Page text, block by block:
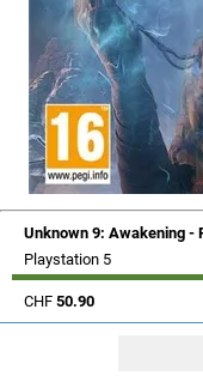
Unknown 9: Awakening -
Playstation 5
CHF 50.90